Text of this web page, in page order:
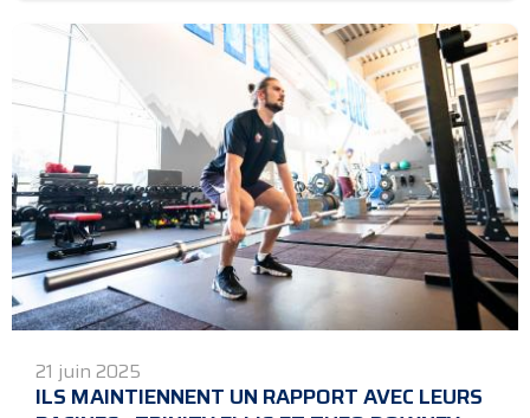
21 juin 2025
ILS MAINTIENNENT UN RAPPORT AVEC LEURS